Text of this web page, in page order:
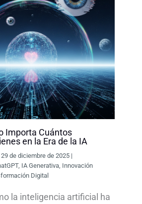
Importa Cuántos
en la Era de la IA
29 de diciembre de 2025 |
, IA Generativa, Innovación
Digital
la inteligencia artificial ha